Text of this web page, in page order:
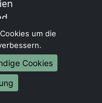
um die
Cookies